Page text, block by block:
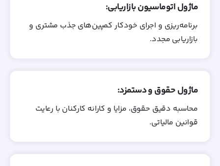
ماژول اتوماسیون بازاریابی:
برنامه‌ریزی و اجرای خودکار کمپین‌های جذب مشتری و
بازاریابی مجدد.
ماژول حقوق و دستمزد:
محاسبه دقیق حقوق، مزایا و کارانه کارکنان با رعایت
قوانین مالیاتی.